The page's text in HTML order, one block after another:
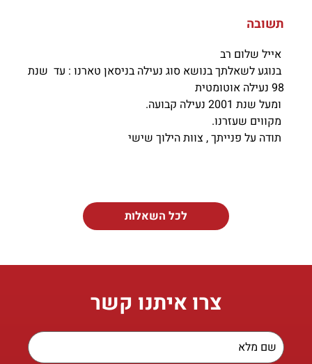
תשובה
אייל שלום רב
בנוגע לשאלתך בנושא סוג נעילה בניסאן טארנו : עד שנת
98 נעילה אוטומטית
ומעל שנת 2001 נעילה קבועה.
מקווים שעזרנו.
תודה על פנייתך , צוות הילוך שישי
לכל השאלות
צרו איתנו קשר